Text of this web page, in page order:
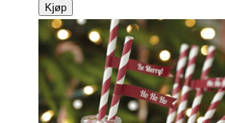
Kjøp